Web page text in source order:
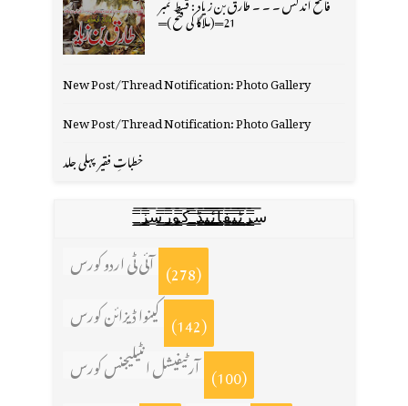
21═(ملاگا کی فتح )═
New Post/Thread Notification: Photo Gallery
New Post/Thread Notification: Photo Gallery
خطباتِ فقیر پہلی جلد
س̳̿͟͞ر̳̿͟͞ٹ̳̿͟͞ی̳̿͟͞ف̳̿͟͞ا̳̿͟͞ي̳̳̿ٔ̿͟͟͞͞ی̳̿͟͞ڈ̳̿͟͞ ̳̿͟͞ک̳̿͟͞و̳̿͟͞ر̳̿͟͞س̳̿͟͞ز̳̿͟͞
آئی ٹی اردو کورس (278)
کینوا ڈیزائن کورس (142)
آرٹیفیشل انٹیلیجنس کورس (100)